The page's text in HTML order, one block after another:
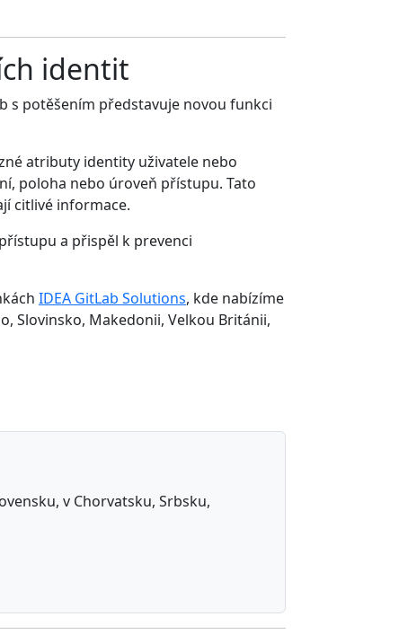
identit
s potěšením představuje novou funkci
atributy identity uživatele nebo
poloha nebo úroveň přístupu. Tato
citlivé informace.
a přispěl k prevenci
IDEA GitLab Solutions, kde nabízíme
Slovinsko, Makedonii, Velkou Británii,
v Chorvatsku, Srbsku,